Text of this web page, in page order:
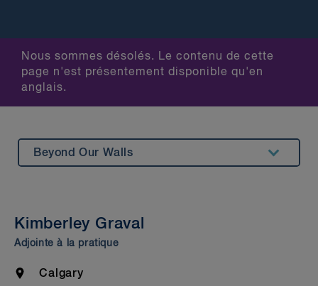
Nous sommes désolés. Le contenu de cette
page n'est présentement disponible qu'en
anglais.
Beyond Our Walls
Bar Admission & Education
Kimberley Graval
Adjointe à la pratique
Location
Calgary